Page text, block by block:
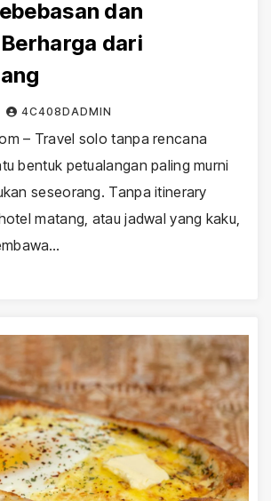
dan
dari
4C408DADMIN
– Travel solo tanpa rencana
bentuk petualangan paling murni
seseorang. Tanpa itinerary
matang, atau jadwal yang kaku,